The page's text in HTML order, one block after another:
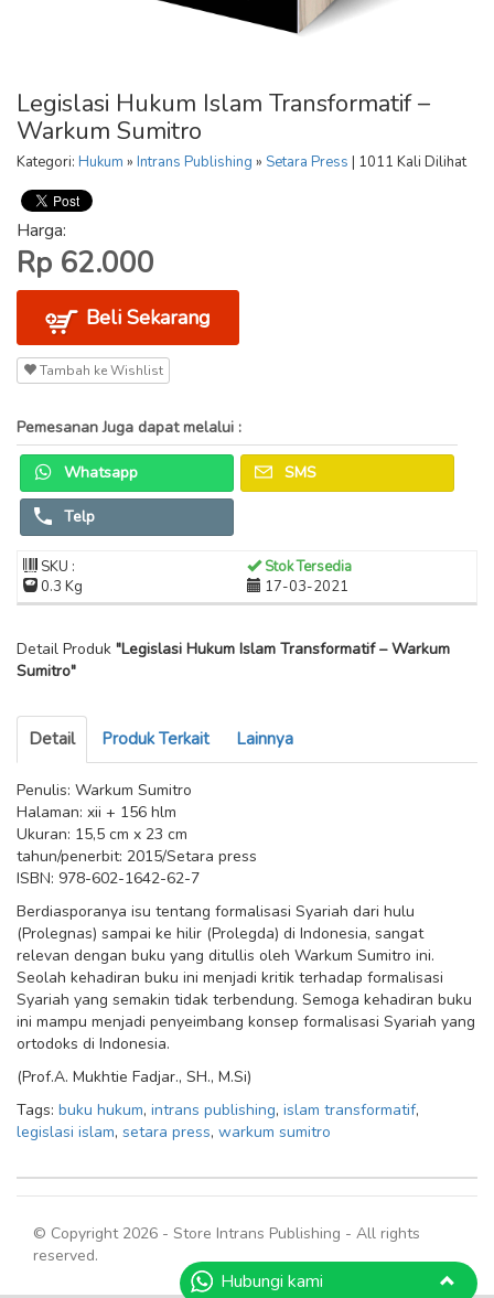
Legislasi Hukum Islam Transformatif –
Warkum Sumitro
Kategori: Hukum » Intrans Publishing » Setara Press | 1011 Kali Dilihat
Harga:
Rp 62.000
Beli Sekarang
Tambah ke Wishlist
Pemesanan Juga dapat melalui :
Whatsapp SMS
Telp
SKU :
Stok Tersedia
0.3 Kg
17-03-2021
Detail Produk "Legislasi Hukum Islam Transformatif – Warkum
Sumitro"
Detail Produk Terkait Lainnya
Penulis: Warkum Sumitro
Halaman: xii + 156 hlm
Ukuran: 15,5 cm x 23 cm
tahun/penerbit: 2015/Setara press
ISBN: 978-602-1642-62-7
Berdiasporanya isu tentang formalisasi Syariah dari hulu
(Prolegnas) sampai ke hilir (Prolegda) di Indonesia, sangat
relevan dengan buku yang ditullis oleh Warkum Sumitro ini.
Seolah kehadiran buku ini menjadi kritik terhadap formalisasi
Syariah yang semakin tidak terbendung. Semoga kehadiran buku
ini mampu menjadi penyeimbang konsep formalisasi Syariah yang
ortodoks di Indonesia.
(Prof.A. Mukhtie Fadjar., SH., M.Si)
Tags: buku hukum, intrans publishing, islam transformatif,
legislasi islam, setara press, warkum sumitro
© Copyright 2026 - Store Intrans Publishing - All rights
reserved.
Hubungi kami